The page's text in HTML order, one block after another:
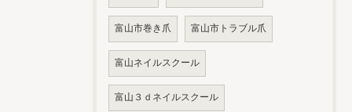
富山市巻き爪 富山市トラブル爪
富山ネイルスクール
富山３ｄネイルスクール